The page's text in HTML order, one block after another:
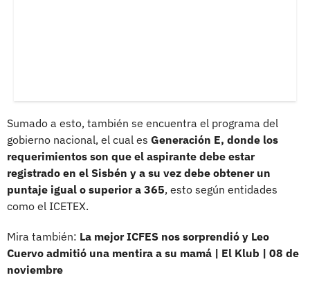
Sumado a esto, también se encuentra el programa del
gobierno nacional, el cual es Generación E, donde los
requerimientos son que el aspirante debe estar
registrado en el Sisbén y a su vez debe obtener un
puntaje igual o superior a 365, esto según entidades
como el ICETEX.
Mira también: La mejor ICFES nos sorprendió y Leo
Cuervo admitió una mentira a su mamá | El Klub | 08 de
noviembre